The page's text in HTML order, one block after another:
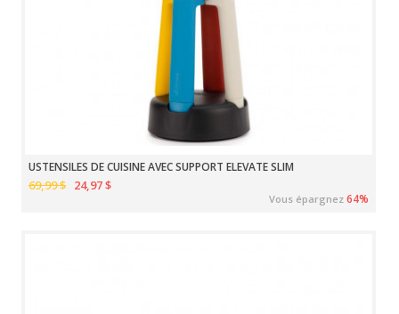
USTENSILES DE CUISINE AVEC SUPPORT ELEVATE SLIM
69,99 $ 24,97 $
Vous épargnez64%